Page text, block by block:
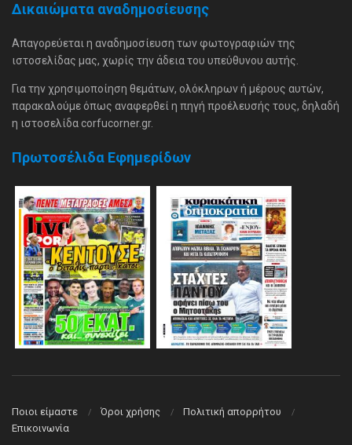
Δικαιώματα αναδημοσίευσης
Απαγορεύεται η αναδημοσίευση των φωτογραφιών της
ιστοσελίδας μας, χωρίς την άδεια του υπεύθυνου αυτής.
Για την χρησιμοποίηση θεμάτων, ολόκληρων ή μέρους αυτών,
παρακαλούμε όπως αναφερθεί η πηγή προέλευσής τους, δηλαδή
η ιστοσελίδα corfucorner.gr.
Πρωτοσέλιδα Εφημερίδων
Ποιοι είμαστε Όροι χρήσης
Πολιτική απορρήτου
Επικοινωνία